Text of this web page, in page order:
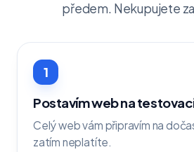
předem. Nekupujete
1
Postavím web na
Celý web vám připravím na
zatím neplatíte.